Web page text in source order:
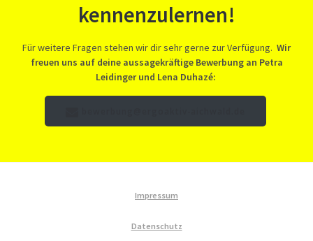
kennenzulernen!
Für weitere Fragen stehen wir dir sehr gerne zur Verfügung. Wir
freuen uns auf deine aussagekräftige Bewerbung an Petra
Leidinger und Lena Duhazé:
Impressum
Datenschutz